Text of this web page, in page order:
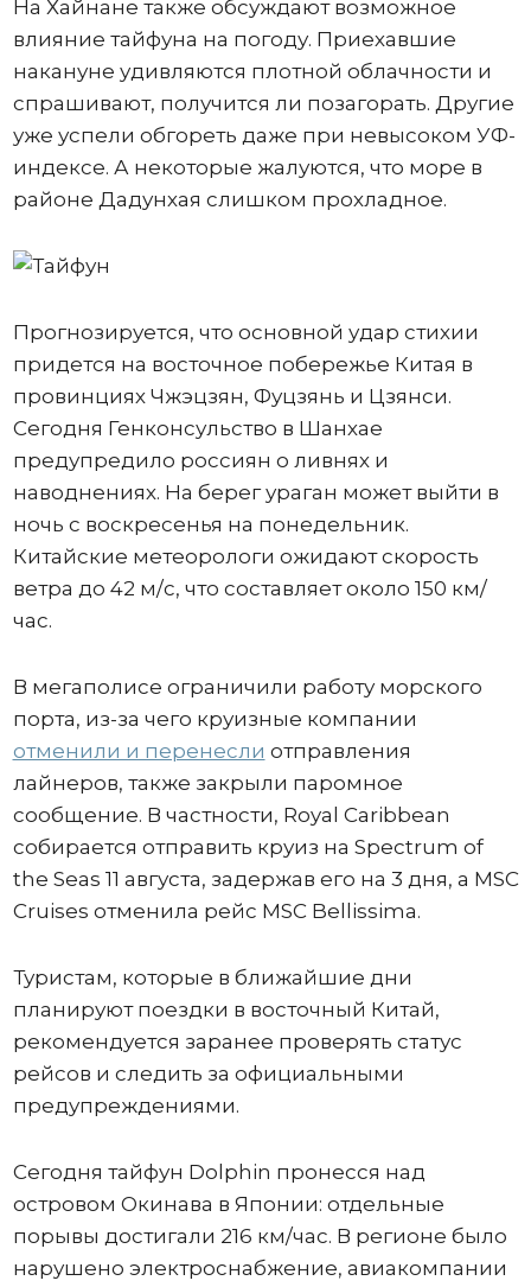
На Хайнане также обсуждают возможное
влияние тайфуна на погоду. Приехавшие
накануне удивляются плотной облачности и
спрашивают, получится ли позагорать. Другие
уже успели обгореть даже при невысоком УФ-
индексе. А некоторые жалуются, что море в
районе Дадунхая слишком прохладное.
Прогнозируется, что основной удар стихии
придется на восточное побережье Китая в
провинциях Чжэцзян, Фуцзянь и Цзянси.
Сегодня Генконсульство в Шанхае
предупредило россиян о ливнях и
наводнениях. На берег ураган может выйти в
ночь с воскресенья на понедельник.
Китайские метеорологи ожидают скорость
ветра до 42 м/с, что составляет около 150 км/
час.
В мегаполисе ограничили работу морского
порта, из-за чего круизные компании
отменили и перенесли отправления
лайнеров, также закрыли паромное
сообщение. В частности, Royal Caribbean
собирается отправить круиз на Spectrum of
the Seas 11 августа, задержав его на 3 дня, а MSC
Cruises отменила рейс MSC Bellissima.
Туристам, которые в ближайшие дни
планируют поездки в восточный Китай,
рекомендуется заранее проверять статус
рейсов и следить за официальными
предупреждениями.
Сегодня тайфун Dolphin пронесся над
островом Окинава в Японии: отдельные
порывы достигали 216 км/час. В регионе было
нарушено электроснабжение, авиакомпании